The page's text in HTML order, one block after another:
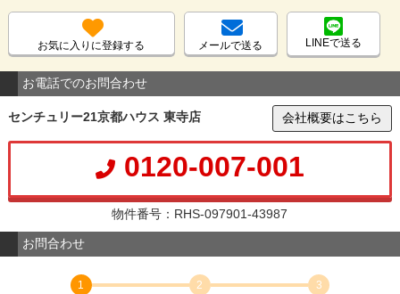
お気に入りに登録する メールで送る LINEで送る
お電話でのお問合わせ
センチュリー21京都ハウス 東寺店 会社概要はこちら
0120-007-001
物件番号：RHS-097901-43987
お問合わせ
1
2
3